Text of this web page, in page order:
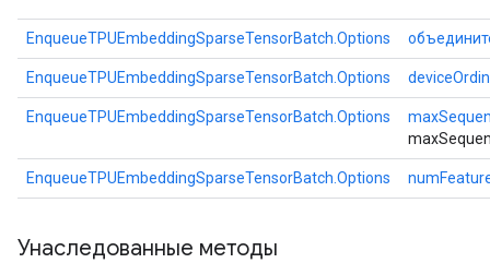
EnqueueTPUEmbeddingSparseTensorBatch.Options
EnqueueTPUEmbeddingSparseTensorBatch.Options
EnqueueTPUEmbeddingSparseTensorBatch.Options
EnqueueTPUEmbeddingSparseTensorBatch.Options
Унаследованные методы